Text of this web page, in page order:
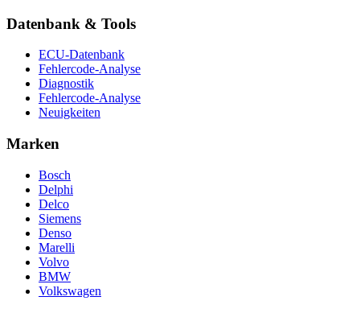
Datenbank & Tools
ECU-Datenbank
Fehlercode-Analyse
Diagnostik
Fehlercode-Analyse
Neuigkeiten
Marken
Bosch
Delphi
Delco
Siemens
Denso
Marelli
Volvo
BMW
Volkswagen